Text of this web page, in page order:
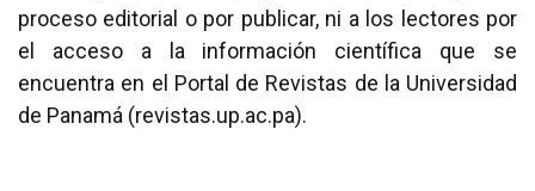
proceso editorial o por publicar, ni a los lectores por
el acceso a la información científica que se
encuentra en el Portal de Revistas de la Universidad
de Panamá (revistas.up.ac.pa).